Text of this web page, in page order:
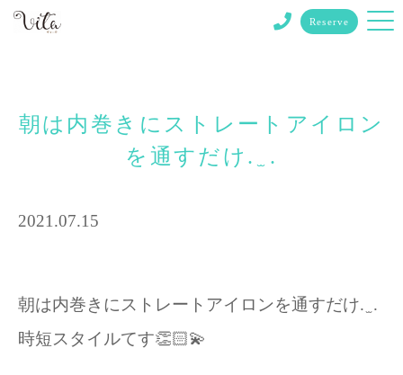
Reserve
朝は内巻きにストレートアイロン
を通すだけ. ̫ .
2021.07.15
朝は内巻きにストレートアイロンを通すだけ. ̫ .
時短スタイルてす👏🏻💫